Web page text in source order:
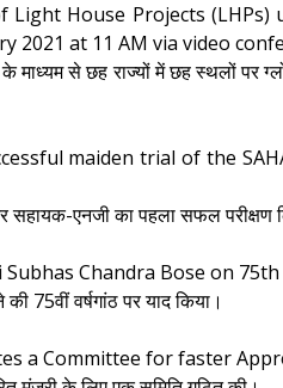
House Projects (LHPs)
2021 at 11 AM via video
माध्यम से छह राज्यों में छह स्थलों पर
maiden trial of the
एनजी का पहला सफल परीक्षण
Chandra Bose on
75वीं वर्षगांठ पर याद किया।
a Committee for faster